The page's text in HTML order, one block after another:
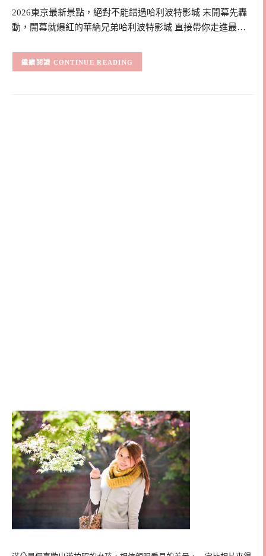
2026東京最新景點，絕對不能錯過哈利波特影城 末開幕先轟
動，開幕就爆紅的華納兄弟哈利波特影城 直接帶你走進最…
CONTINUE READING